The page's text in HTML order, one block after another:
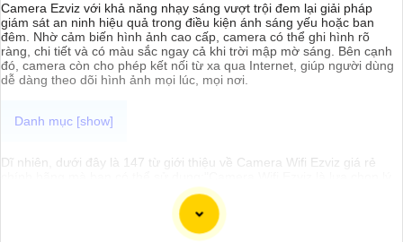
Camera Ezviz với khả năng nhạy sáng vượt trội đem lại giải pháp
giám sát an ninh hiệu quả trong điều kiện ánh sáng yếu hoặc ban
đêm. Nhờ cảm biến hình ảnh cao cấp, camera có thể ghi hình rõ
ràng, chi tiết và có màu sắc ngay cả khi trời mập mờ sáng. Bên cạnh
đó, camera còn cho phép kết nối từ xa qua Internet, giúp người dùng
dễ dàng theo dõi hình ảnh mọi lúc, mọi nơi.
Dĩ nhiên, dưới đây là 147 từ giới thiệu về Camera Wifi Ezviz giá rẻ
tưởng cho việc giám sát gia đình và văn phòng một cách tiện lợi và
an toàn. Với chất lượng hình ảnh sắc nét, tính năng kết nối không
dây, thiết kế nhỏ gọn và dễ dàng lắp đặt, Camera Wifi Ezviz sẽ giúp
chắc chắn